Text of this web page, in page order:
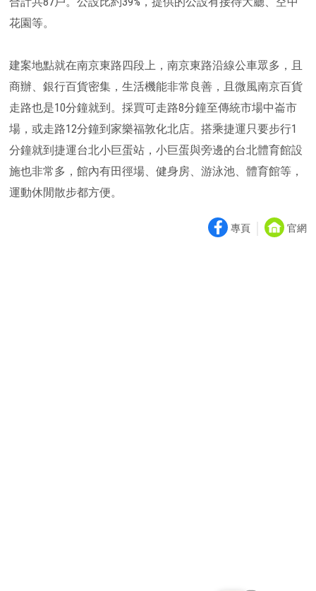
花園等。
建案地點就在南京東路四段上，南京東路沿線公車眾多，且
商辦、銀行百貨密集，生活機能非常良善，且微風南京百貨
走路也是10分鐘就到。採買可走路8分鐘至傳統市場中崙市
場，或走路12分鐘到家樂福敦化北店。搭乘捷運只要步行1
分鐘就到捷運台北小巨蛋站，小巨蛋與旁邊的台北體育館設
施也非常多，館內有田徑場、健身房、游泳池、體育館等，
運動休閒散步都方便。
專頁｜ 官網